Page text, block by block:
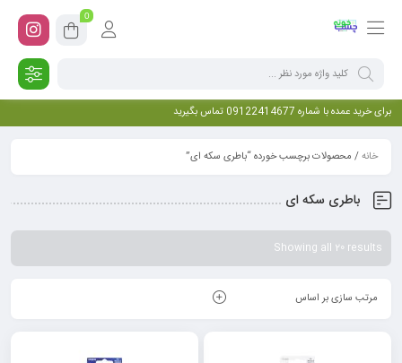
0
برای خرید عمده با شماره 09122414677 تماس بگیرید
خانه/ محصولات برچسب خورده “باطری سکه ای”
باطری سکه ای
Showing all 20 results
مرتب سازی بر اساس